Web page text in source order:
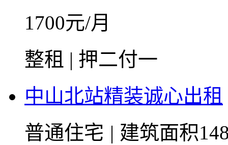
1700元/月
整租 | 押二付一
中山北站精装诚心出租
普通住宅 | 建筑面积